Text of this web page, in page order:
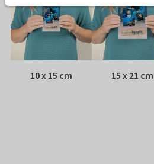
10 x 15 cm 15 x 21 cm